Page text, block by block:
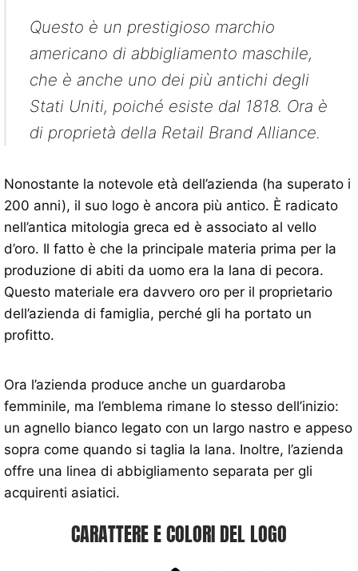
Questo è un prestigioso marchio
americano di abbigliamento maschile,
che è anche uno dei più antichi degli
Stati Uniti, poiché esiste dal 1818. Ora è
di proprietà della Retail Brand Alliance.
Nonostante la notevole età dell’azienda (ha superato i
200 anni), il suo logo è ancora più antico. È radicato
nell’antica mitologia greca ed è associato al vello
d’oro. Il fatto è che la principale materia prima per la
produzione di abiti da uomo era la lana di pecora.
Questo materiale era davvero oro per il proprietario
dell’azienda di famiglia, perché gli ha portato un
profitto.
Ora l’azienda produce anche un guardaroba
femminile, ma l’emblema rimane lo stesso dell’inizio:
un agnello bianco legato con un largo nastro e appeso
sopra come quando si taglia la lana. Inoltre, l’azienda
offre una linea di abbigliamento separata per gli
acquirenti asiatici.
CARATTERE E COLORI DEL LOGO